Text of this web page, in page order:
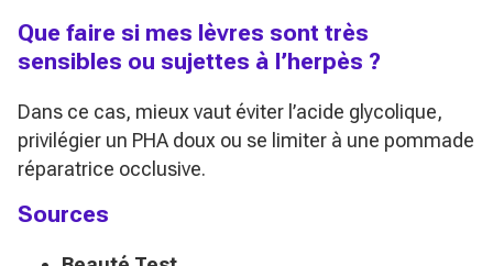
Que faire si mes lèvres sont très
sensibles ou sujettes à l’herpès ?
Dans ce cas, mieux vaut éviter l’acide glycolique,
privilégier un PHA doux ou se limiter à une pommade
réparatrice occlusive.
Sources